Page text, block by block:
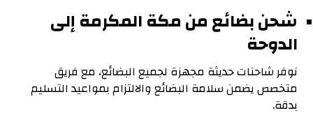
شحن بضائع من مكة المكرمة إلى
الدوحة
نوفر شاحنات حديثة مجهزة لجميع البضائع، مع فريق
متخصص يضمن سلامة البضائع والالتزام بمواعيد التسليم
بدقة.